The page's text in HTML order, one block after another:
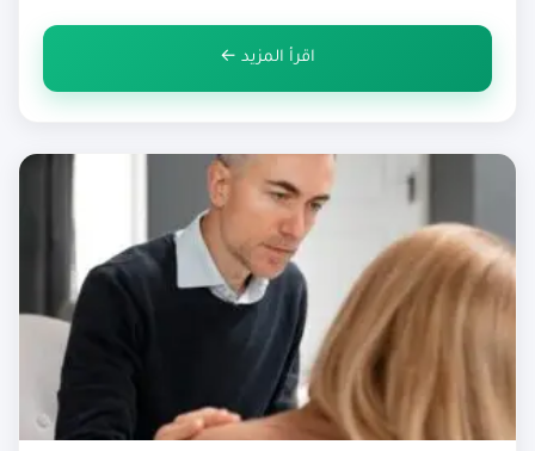
النفسي في الامارات العربية المتحدة، والاستشارات النفسية
اقرأ المزيد ←